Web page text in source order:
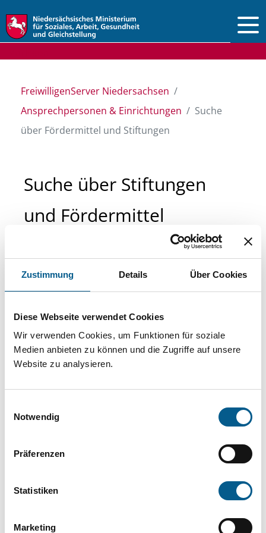
Zustimmung Details Über Cookies
Diese Webseite verwendet Cookies
Wir verwenden Cookies, um Funktionen für soziale
Medien anbieten zu können und die Zugriffe auf unsere
Website zu analysieren.
Notwendig
Präferenzen
Statistiken
Marketing
FreiwilligenServer Niedersachsen
Ansprechpersonen & Einrichtungen
Suche
über Fördermittel und Stiftungen
Suche über Stiftungen
und Fördermittel
Sie suchen finanzielle Unterstützung für ein
Projekt oder ein Vorhaben? Hier können Sie
direkt über unsere Fördermitteldatenbank und
Stiftungsdatenbank recherchieren. Bei der
Suche bitte die Groß- und Kleinschreibung
beachten.
Bitte Suchbegriff eingeben. Ergebnisse
können durch die Wahl von Bereichen oder
Suchen